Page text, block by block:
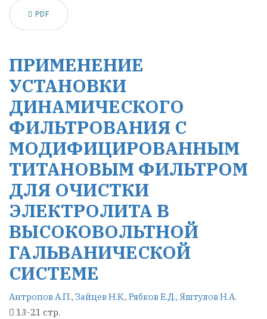
PDF
ПРИМЕНЕНИЕ
УСТАНОВКИ
ДИНАМИЧЕСКОГО
ФИЛЬТРОВАНИЯ С
МОДИФИЦИРОВАННЫМ
ТИТАНОВЫМ ФИЛЬТРОМ
ДЛЯ ОЧИСТКИ
ЭЛЕКТРОЛИТА В
ВЫСОКОВОЛЬТНОЙ
ГАЛЬВАНИЧЕСКОЙ
СИСТЕМЕ
Антропов А.П., Зайцев Н.К., Рябков Е.Д., Яштулов Н.А.
13-21 стр.